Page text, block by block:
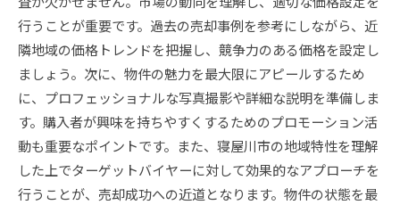
行うことが重要です。過去の売却事例を参考にしながら、近
隣地域の価格トレンドを把握し、競争力のある価格を設定し
ましょう。次に、物件の魅力を最大限にアピールするため
に、プロフェッショナルな写真撮影や詳細な説明を準備しま
す。購入者が興味を持ちやすくするためのプロモーション活
動も重要なポイントです。また、寝屋川市の地域特性を理解
した上でターゲットバイヤーに対して効果的なアプローチを
行うことが、売却成功への近道となります。物件の状態を最